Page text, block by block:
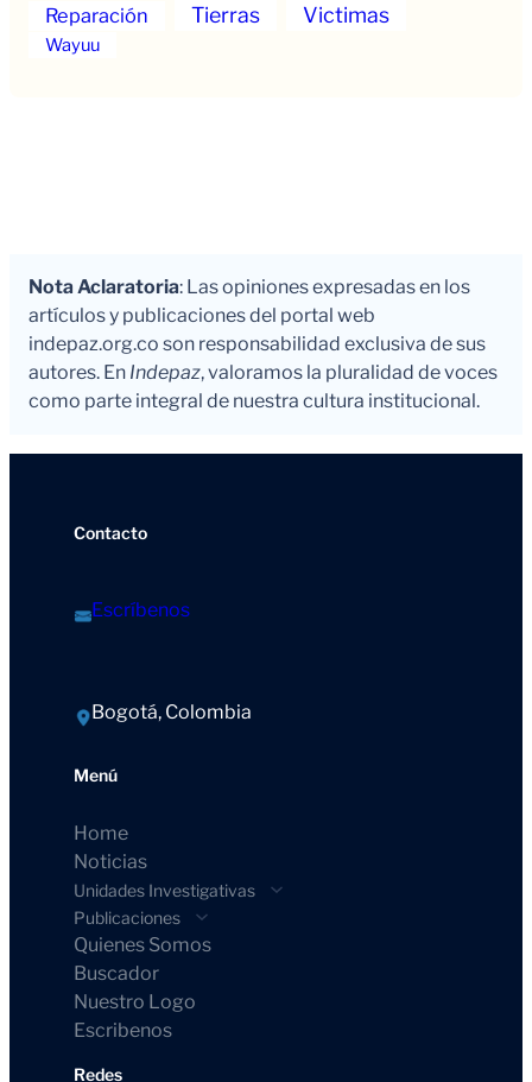
Reparación Tierras Victimas
Wayuu
Nota Aclaratoria: Las opiniones expresadas en los
artículos y publicaciones del portal web
indepaz.org.co son responsabilidad exclusiva de sus
autores. En Indepaz, valoramos la pluralidad de voces
como parte integral de nuestra cultura institucional.
Contacto
Escríbenos
Bogotá, Colombia
Menú
Home
Noticias
Unidades Investigativas
Publicaciones
Quienes Somos
Buscador
Nuestro Logo
Escribenos
Redes